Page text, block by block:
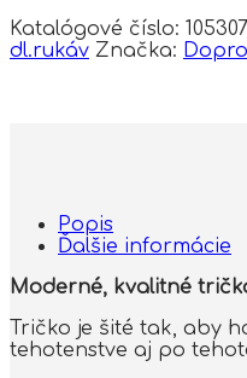
Katalógové číslo:
dl.rukáv Značka:
Popis
Ďalšie informácie
Moderné, kvalitné
Tričko je šité tak, aby
tehotenstve aj po